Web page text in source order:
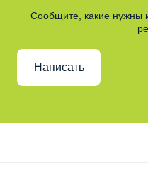
Сообщите, какие нужны
Написать